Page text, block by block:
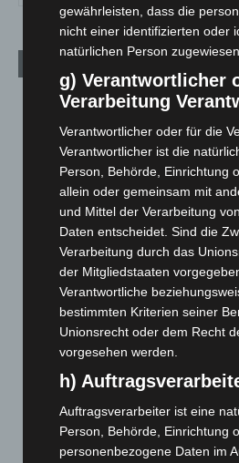
Kunst trifft Weingenuss: Barbara-
8. August 2026
A2: Zweite Turbobaustelle startet
und Bothfeld
8. August 2026
Niedersachsen: Feuerwehrkräfte
Waldbrandeinsatz aus Spanien
7. August 2026
Hannover: Erste Tigermücken-
eingedämmt
gewährleisten, dass die
nicht einer identifizierten oder
natürlichen Person
g) Verantwortlicher
Verarbeitung
Verantwortlicher oder für die
Verantwortlicher ist die
Person, Behörde, Einrichtung
allein oder gemeinsam mit
und Mittel der Verarbeitung
Daten entscheidet. Sind die
Verarbeitung durch das
der Mitgliedstaaten
Verantwortliche
bestimmten Kriterien seiner
Unionsrecht oder dem Recht
vorgesehen werden.
h)
Auftragsverarbeiter ist eine
Person, Behörde, Einrichtung
personenbezogene Daten im